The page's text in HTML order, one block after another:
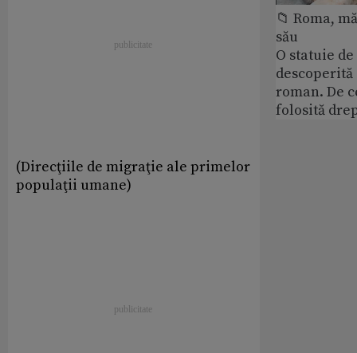
(Direcţiile de migraţie ale primelor
populaţii umane)
📁 Roma,
său
O statuie
roman. De
folosită